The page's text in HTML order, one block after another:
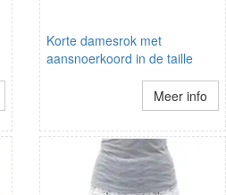
Korte damesrok met
aansnoerkoord in de taille
Meer info